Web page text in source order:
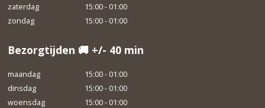
zaterdag
15:00 - 01:00
zondag
15:00 - 01:00
Bezorgtijden 🚚 +/- 40 min
maandag
15:00 - 01:00
dinsdag
15:00 - 01:00
woensdag
15:00 - 01:00